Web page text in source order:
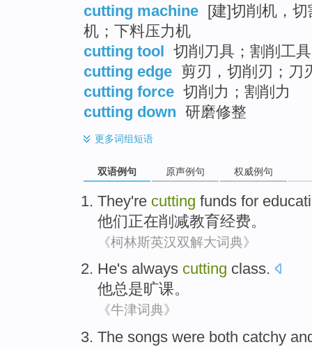
cutting machine [建]切削机，
机；下料压力机
cutting tool 切削刀具；割削工具
cutting edge 剪刃，切削刃；刀
cutting force 切削力；割削力
cutting down 研磨修整
更多词组短语
双语例句 原声例句 权威例句
They're cutting funds for
他们正在削减教育经费。
《柯林斯英汉双解大词典》
He's always cutting class.
他总是旷课。
《牛津词典》
The songs were both catchy